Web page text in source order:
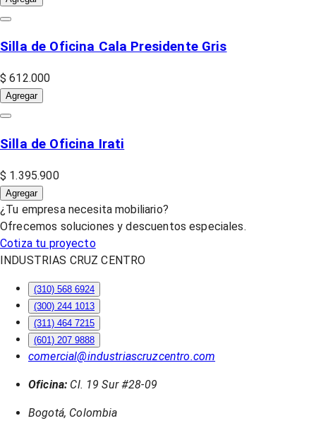
Silla de Oficina Cala Presidente Gris
$ 612.000
Agregar
Silla de Oficina Irati
$ 1.395.900
Agregar
¿Tu empresa necesita mobiliario?
Ofrecemos soluciones y descuentos especiales.
Cotiza tu proyecto
INDUSTRIAS CRUZ CENTRO
(310) 568 6924
(300) 244 1013
(311) 464 7215
(601) 207 9888
comercial@industriascruzcentro.com
Oficina: Cl. 19 Sur #28-09
Bogotá, Colombia